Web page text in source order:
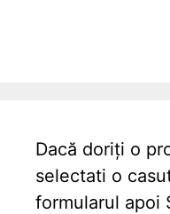
Dacă doriți o
selectati o
formularul apoi